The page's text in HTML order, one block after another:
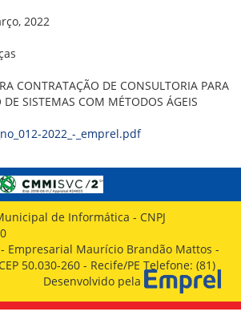
DE PREÇOS
2022
CONTRATAÇÃO DE CONSULTORIA PARA
SISTEMAS COM MÉTODOS ÁGEIS
2022_-_emprel.pdf
de Informática - CNPJ
Empresarial Maurício Brandão Mattos -
50.030-260 - Recife/PE Telefone: (81)
Desenvolvido pela